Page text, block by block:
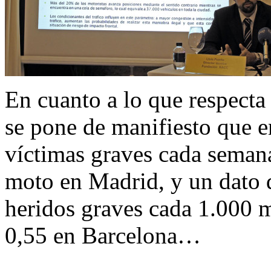
En cuanto a lo que
se pone de manifiesto que
víctimas graves cada
moto en Madrid, y un dato
heridos graves cada 1.000
0,55 en Barcelona…